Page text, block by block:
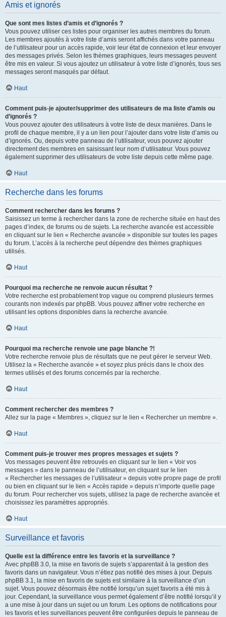
Amis et ignorés
Que sont mes listes d’amis et d’ignorés ?
Vous pouvez utiliser ces listes pour organiser les autres membres du forum.
Les membres ajoutés à votre liste d’amis seront affichés dans votre panneau
de l’utilisateur pour un accès rapide, voir leur état de connexion et leur envoyer
des messages privés. Selon les thèmes graphiques, leurs messages peuvent
être mis en valeur. Si vous ajoutez un utilisateur à votre liste d’ignorés, tous ses
messages seront masqués par défaut.
Haut
Comment puis-je ajouter/supprimer des utilisateurs de ma liste d’amis ou
d’ignorés ?
Vous pouvez ajouter des utilisateurs à votre liste de deux manières. Dans le
profil de chaque membre, il y a un lien pour l’ajouter dans votre liste d’amis ou
d’ignorés. Ou, depuis votre panneau de l’utilisateur, vous pouvez ajouter
directement des membres en saisissant leur nom d’utilisateur. Vous pouvez
également supprimer des utilisateurs de votre liste depuis cette même page.
Haut
Recherche dans les forums
Comment rechercher dans les forums ?
Saisissez un terme à rechercher dans la zone de recherche située en haut des
pages d’index, de forums ou de sujets. La recherche avancée est accessible
en cliquant sur le lien « Recherche avancée » disponible sur toutes les pages
du forum. L’accès à la recherche peut dépendre des thèmes graphiques
utilisés.
Haut
Pourquoi ma recherche ne renvoie aucun résultat ?
Votre recherche est probablement trop vague ou comprend plusieurs termes
courants non indexés par phpBB. Vous pouvez affiner votre recherche en
utilisant les options disponibles dans la recherche avancée.
Haut
Pourquoi ma recherche renvoie une page blanche ?!
Votre recherche renvoie plus de résultats que ne peut gérer le serveur Web.
Utilisez la « Recherche avancée » et soyez plus précis dans le choix des
termes utilisés et des forums concernés par la recherche.
Haut
Comment rechercher des membres ?
Allez sur la page « Membres », cliquez sur le lien « Rechercher un membre ».
Haut
Comment puis-je trouver mes propres messages et sujets ?
Vos messages peuvent être retrouvés en cliquant sur le lien « Voir vos
messages » dans le panneau de l’utilisateur, en cliquant sur le lien
« Rechercher les messages de l’utilisateur » depuis votre propre page de profil
ou bien en cliquant sur le lien « Accès rapide » depuis n’importe quelle page
du forum. Pour rechercher vos sujets, utilisez la page de recherche avancée et
choisissez les paramètres appropriés.
Haut
Surveillance et favoris
Quelle est la différence entre les favoris et la surveillance ?
Avec phpBB 3.0, la mise en favoris de sujets s’apparentait à la gestion des
favoris dans un navigateur. Vous n’étiez pas notifié des mises à jour. Depuis
phpBB 3.1, la mise en favoris de sujets est similaire à la surveillance d’un
sujet. Vous pouvez désormais être notifié lorsqu’un sujet favoris a été mis à
jour. Cependant, la surveillance vous permet également d’être notifié lorsqu’il y
a une mise à jour dans un sujet ou un forum. Les options de notifications pour
les favoris et les surveillances peuvent être configurées depuis le panneau de